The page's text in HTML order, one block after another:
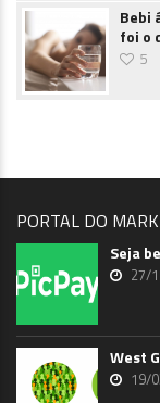
Bebi
foi o
5
PORTAL DO
Seja
27/
West
19/